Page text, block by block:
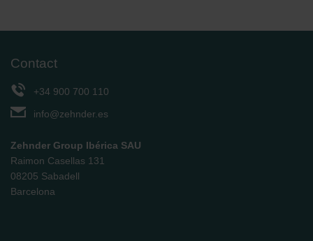
Contact
+34 900 700 110
info@zehnder.es
Zehnder Group Ibérica SAU
Raimon Casellas 131
08205 Sabadell
Barcelona